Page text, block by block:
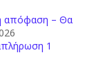
απόφαση – Θα
1